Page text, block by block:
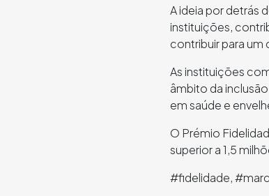
A ideia por detrás
instituições,
contribuir para um
As instituições
âmbito da
em saúde e
O Prémio
superior a 1,5
#fidelidade,